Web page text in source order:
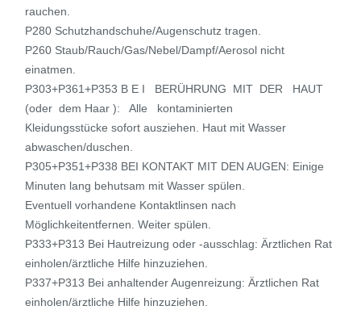
rauchen.
P280 Schutzhandschuhe/Augenschutz tragen.
P260 Staub/Rauch/Gas/Nebel/Dampf/Aerosol nicht
einatmen.
P303+P361+P353 B E I BERÜHRUNG MIT DER HAUT
(oder dem Haar ): Alle kontaminierten
Kleidungsstücke sofort ausziehen. Haut mit Wasser
abwaschen/duschen.
P305+P351+P338 BEI KONTAKT MIT DEN AUGEN: Einige
Minuten lang behutsam mit Wasser spülen.
Eventuell vorhandene Kontaktlinsen nach
Möglichkeitentfernen. Weiter spülen.
P333+P313 Bei Hautreizung oder -ausschlag: Ärztlichen Rat
einholen/ärztliche Hilfe hinzuziehen.
P337+P313 Bei anhaltender Augenreizung: Ärztlichen Rat
einholen/ärztliche Hilfe hinzuziehen.